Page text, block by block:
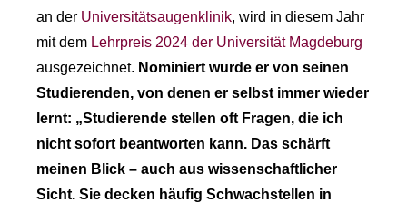
an der Universitätsaugenklinik, wird in diesem Jahr
mit dem Lehrpreis 2024 der Universität Magdeburg
ausgezeichnet. Nominiert wurde er von seinen
Studierenden, von denen er selbst immer wieder
lernt: „Studierende stellen oft Fragen, die ich
nicht sofort beantworten kann. Das schärft
meinen Blick – auch aus wissenschaftlicher
Sicht. Sie decken häufig Schwachstellen in